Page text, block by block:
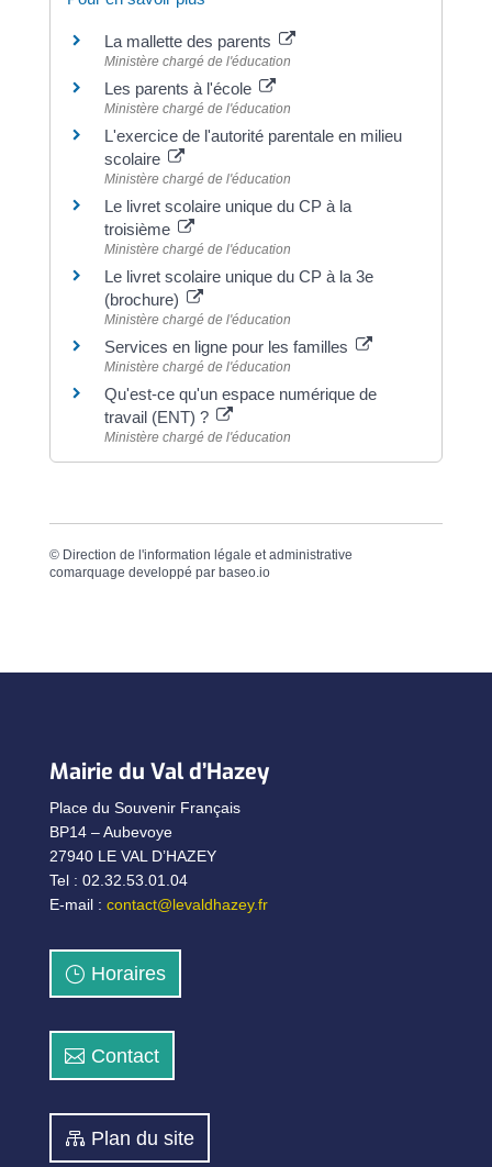
La mallette des parents
Ministère chargé de l'éducation
Les parents à l'école
Ministère chargé de l'éducation
L'exercice de l'autorité parentale en milieu
scolaire
Ministère chargé de l'éducation
Le livret scolaire unique du CP à la
troisième
Ministère chargé de l'éducation
Le livret scolaire unique du CP à la 3e
(brochure)
Ministère chargé de l'éducation
Services en ligne pour les familles
Ministère chargé de l'éducation
Qu'est-ce qu'un espace numérique de
travail (ENT) ?
Ministère chargé de l'éducation
© Direction de l'information légale et administrative
comarquage developpé par baseo.io
Mairie du Val d’Hazey
Place du Souvenir Français
BP14 – Aubevoye
27940 LE VAL D’HAZEY
Tel : 02.32.53.01.04
E-mail : contact@levaldhazey.fr
Horaires
Contact
Plan du site